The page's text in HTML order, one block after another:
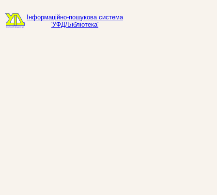
Інформаційно-пошукова система
'УФД/Бібліотека'